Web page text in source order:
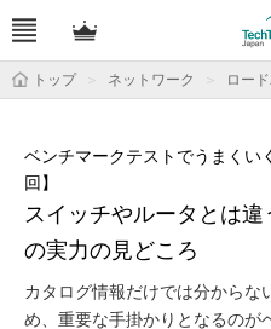
トップ ネットワーク ロー
スイッチやルータとは違
の実力の見どころ
ベンチマークテストでうまくい
回】
カタログ情報だけでは分からな
め、重要な手掛かりとなるのが